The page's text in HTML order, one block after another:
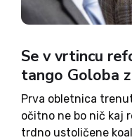
Se v vrtincu
tango Goloba
Prva obletnica
očitno ne bo nič kaj
trdno ustoličene